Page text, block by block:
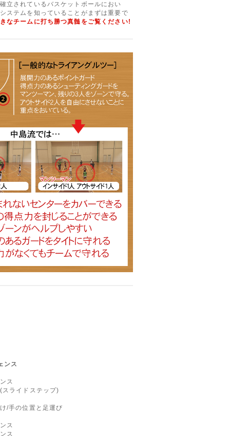
立されているバスケットボールにおい
ステムを知っていることがまずは重要で
なチームに打ち勝つ真髄をご覧ください!
ンス
ス
ライドステップ)
/手の位置と足運び
ス
ス